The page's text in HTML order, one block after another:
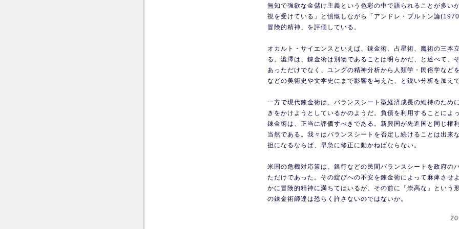
無知で強欲な金儲け主義という色彩の中で語られることが多い
視を受けている」と憤慨しながら「アンドレ・ブルトン論
冒険的精神」を評価している。
オカルト・サイエンスといえば、錬金術、占星術、魔術の三本
る。澁澤は、錬金術は別物であることは明らかだ、と述べて、
あっただけでなく、ユングの精神分析から人類学・民俗学など
などの美術史や文学史にまで影響を与えた、と鋭い分析を加え
一方で現代錬金術は、バランスシート型経済成長の維持のため
きをかけようとしているかのようだ。負債を利用することによ
錬金術は、正当に評価すべきである。新興国が先進国と同じ権
当然である。我々はバランスシートを否定し続けることは出来
担になるならば、早急に修正に動かねばならない。
米国の危機対応策は、銀行などの民間バランスシートを政府の
ただけであった。その綻びへの不安を錬金術によって麻痺させ
かに冒険的精神に満ちてはいるが、その前に「崇高な」という
の錬金術師達は恐らく許さないのではないか。